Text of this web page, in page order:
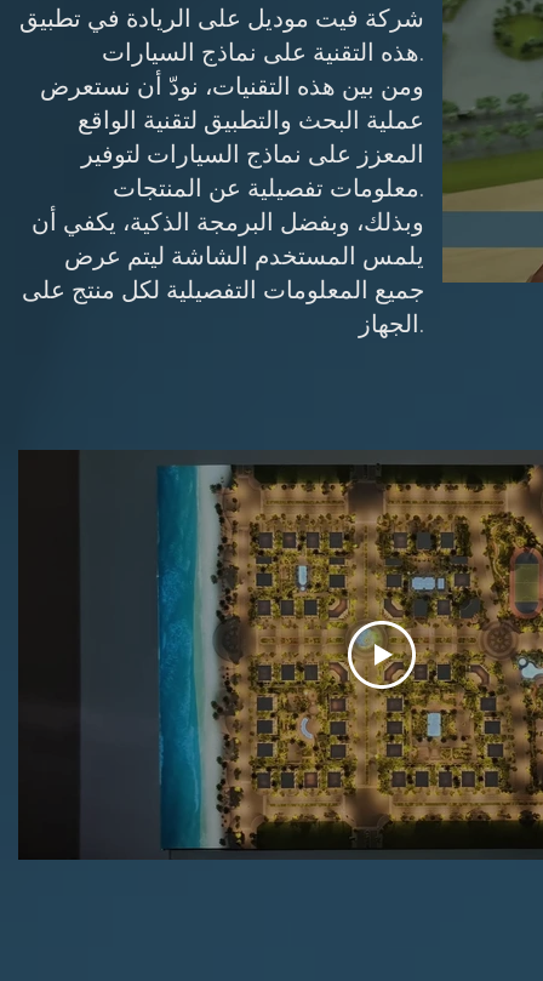
شركة فيت موديل على الريادة في تطبيق
هذه التقنية على نماذج السيارات.
ومن بين هذه التقنيات، نودّ أن نستعرض
عملية البحث والتطبيق لتقنية الواقع
المعزز على نماذج السيارات لتوفير
معلومات تفصيلية عن المنتجات.
وبذلك، وبفضل البرمجة الذكية، يكفي أن
يلمس المستخدم الشاشة ليتم عرض
جميع المعلومات التفصيلية لكل منتج على
الجهاز.